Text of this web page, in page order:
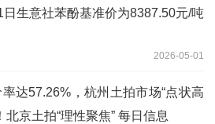
日生意社苯酚基准价为8387.50元/吨
2026-05-01
达57.26%，杭州土拍市场“点状高
北京土拍“理性聚焦” 每日信息